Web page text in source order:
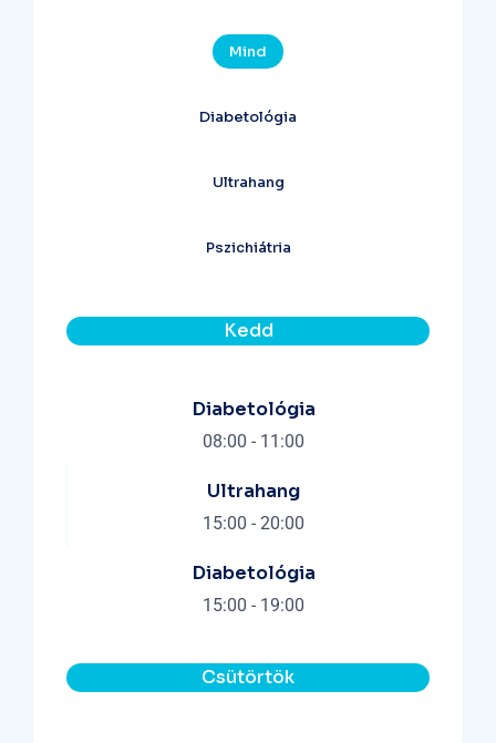
Mind
Diabetológia
Ultrahang
Pszichiátria
Kedd
Diabetológia
08:00 - 11:00
Ultrahang
15:00 - 20:00
Diabetológia
15:00 - 19:00
Csütörtök